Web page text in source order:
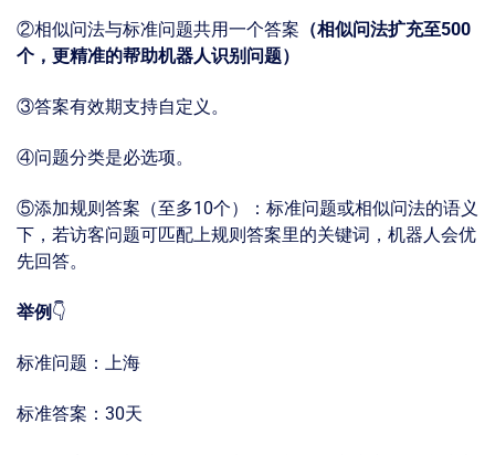
②相似问法与标准问题共用一个答案 （相似问法扩充至500
个，更精准的帮助机器人识别问题）
③答案有效期支持自定义。
④问题分类是必选项。
⑤添加规则答案（至多10个）：标准问题或相似问法的语义
下，若访客问题可匹配上规则答案里的关键词，机器人会优
先回答。
举例 👇
标准问题：上海
标准答案：30天